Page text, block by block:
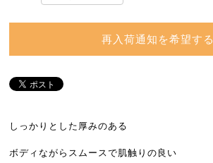
再入荷通知を希望する
しっかりとした厚みのある
ボディながらスムースで肌触りの良い